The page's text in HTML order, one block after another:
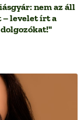
nem az áll
– levelet írt a